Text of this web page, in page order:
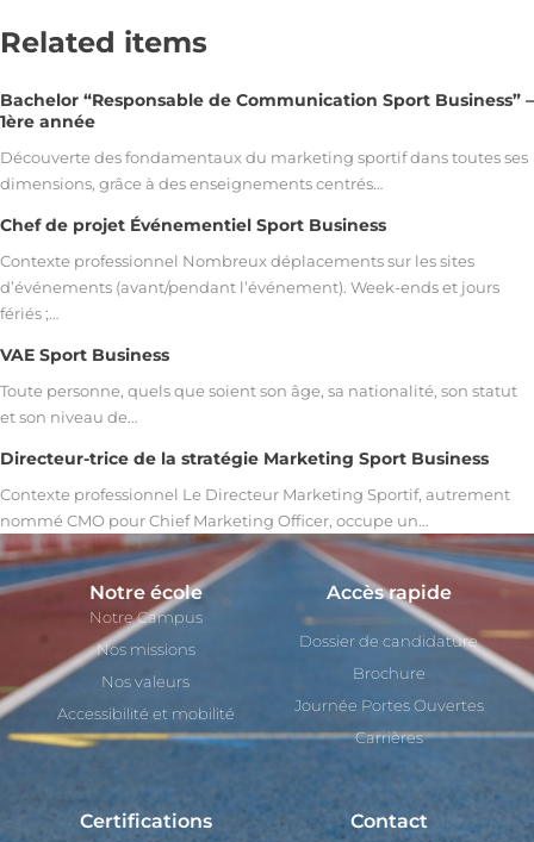
Related items
Bachelor “Responsable de Communication Sport Business” –
1ère année
Découverte des fondamentaux du marketing sportif dans toutes ses
dimensions, grâce à des enseignements centrés…
Chef de projet Événementiel Sport Business
Contexte professionnel Nombreux déplacements sur les sites
d’événements (avant/pendant l’événement). Week-ends et jours
fériés ;…
VAE Sport Business
Toute personne, quels que soient son âge, sa nationalité, son statut
et son niveau de…
Directeur-trice de la stratégie Marketing Sport Business
Contexte professionnel Le Directeur Marketing Sportif, autrement
nommé CMO pour Chief Marketing Officer, occupe un…
Notre école
Notre Campus
Nos missions
Nos valeurs
Accessibilité et mobilité
Accès rapide
Dossier de candidature
Brochure
Journée Portes Ouvertes
Carrières
Certifications Contact